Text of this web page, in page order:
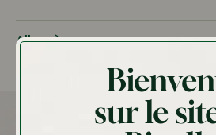
sur le
Allergènes